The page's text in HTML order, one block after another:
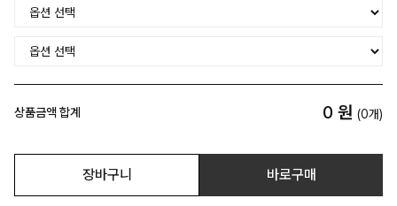
상품금액 합계 0 원 (0개)
장바구니 바로구매